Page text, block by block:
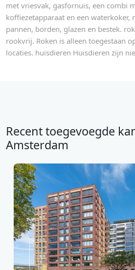
met vriesvak, gasfornuis, een combi
koffiezetapparaat en een waterkoker,
pannen, borden, glazen en bestek.
rookvrij. Roken is alleen toegestaan
locaties. huisdieren Huisdieren zijn
Recent toegevoegde
Amsterdam